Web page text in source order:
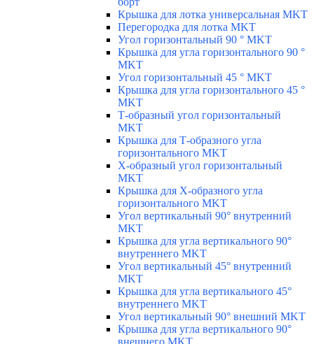
Крышка для лотка универсальная MKT
Перегородка для лотка MKT
Угол горизонтальный 90 ° MKT
Крышка для угла горизонтального 90 °
MKT
Угол горизонтальный 45 ° MKT
Крышка для угла горизонтального 45 °
MKT
Т-образный угол горизонтальный
MKT
Крышка для Т-образного угла
горизонтального MKT
Х-образный угол горизонтальный
MKT
Крышка для Х-образного угла
горизонтального MKT
Угол вертикальный 90° внутренний
MKT
Крышка для угла вертикального 90°
внутреннего MKT
Угол вертикальный 45° внутренний
MKT
Крышка для угла вертикального 45°
внутреннего MKT
Угол вертикальный 90° внешний MKT
Крышка для угла вертикального 90°